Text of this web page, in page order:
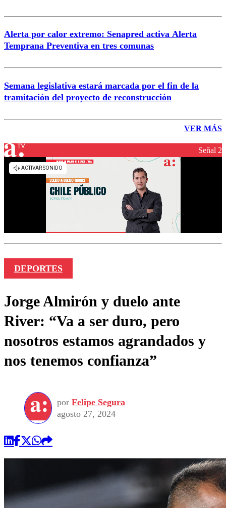
Alerta por calor extremo: Senapred activa Alerta
Temprana Preventiva en tres comunas
Semana legislativa estará marcada por el fin de la
tramitación del proyecto de reconstrucción
VER MÁS
Señal 2
DEPORTES
Jorge Almirón y duelo ante
River: “Va a ser duro, pero
nosotros estamos agrandados y
nos tenemos confianza”
por Felipe Segura
agosto 27, 2024